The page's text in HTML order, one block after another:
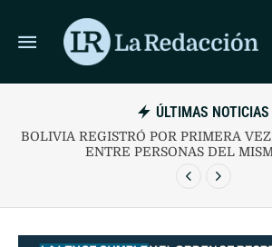
ÚLTIMAS NOTICIAS
BOLIVIA REGISTRÓ POR PRIMERA
ENTRE PERSONAS DEL